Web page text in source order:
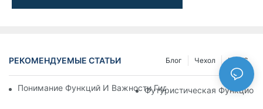
РЕКОМЕНДУЕМЫЕ СТАТЬИ NEWS
Чехол
Блог
Понимание Функций И Важности Гидравлических
Футуристическая